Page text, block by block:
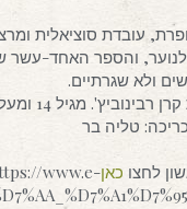
עובדת סוציאלית
והספר האחד-עשר
ולא שגרתיים.
לחצו כאןwww.e-